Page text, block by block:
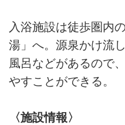
入浴施設は徒歩圏内
湯」へ。源泉かけ流
風呂などがあるので
やすことができる。
〈施設情報〉